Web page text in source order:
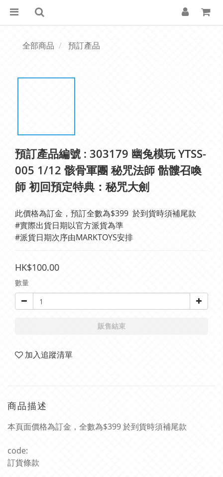
全部商品 預訂產品
預訂產品編號 : 303179 幽兔模玩 YTSS-
005 1/12 骸骨軍團 秘咒法師 骷髏召喚
師 初回預定特典：秘咒大劍
此價格為訂金，預訂全數為$399  於到貨時須補尾款
#實際出貨日期以官方派貨為準
#派貨日期次序由MARKTOYS安排
HK$100.00
數量
販售結束
加入追蹤清單
商品描述
本頁面價格為訂金，全數為$399 於到貨時須補尾款
code:
訂貨條款